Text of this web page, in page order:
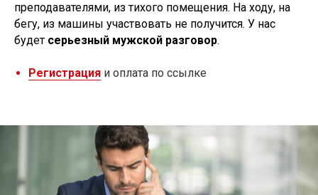
преподавателями, из тихого помещения. На ходу, на
бегу, из машины участвовать не получится. У нас
будет серьезный мужской разговор.
Регистрация и оплата по ссылке